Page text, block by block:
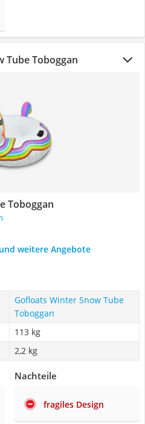
Tube Toboggan
Toboggan
weitere Angebote
Gofloats Winter Snow Tube
Toboggan
113 kg
2,2 kg
Nachteile
fragiles Design